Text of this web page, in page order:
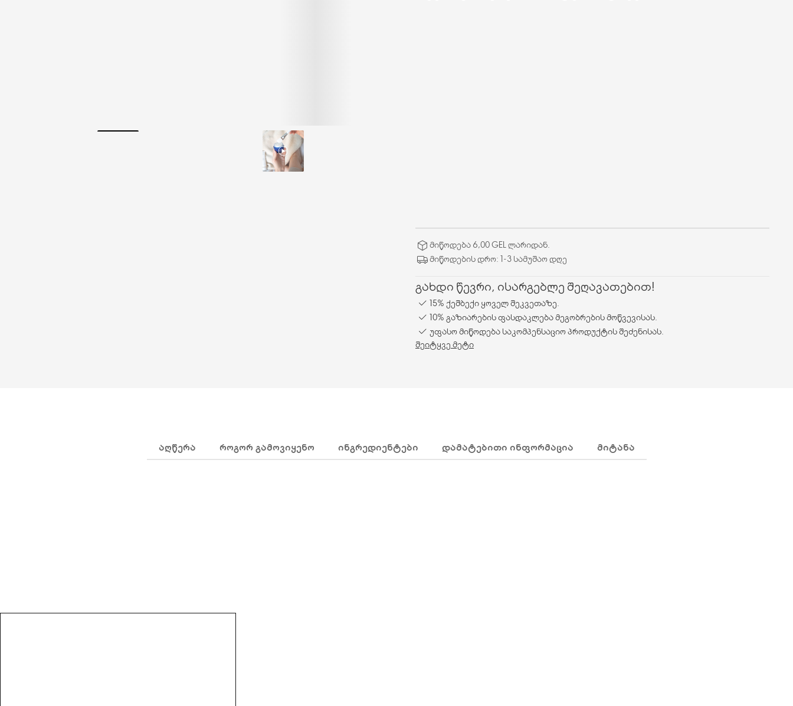
მიწოდება 6,00 GEL ლარიდან.
მიწოდების დრო: 1-3 სამუშაო დღე
გახდი წევრი, ისარგებლე შეღავათებით!
15% ქეშბექი ყოველ შეკვეთაზე.
10% გაზიარების ფასდაკლება მეგობრების მოწვევისას.
უფასო მიწოდება საკომპენსაციო პროდუქტის შეძენისას.
შეიტყვე მეტი
ᲐᲦᲬᲔᲠᲐ ᲠᲝᲒᲝᲠ ᲒᲐᲛᲝᲕᲘᲧᲔᲜᲝ ᲘᲜᲒᲠᲔᲓᲘᲔᲜᲢᲔᲑᲘ ᲓᲐᲛᲐᲢᲔᲑᲘᲗᲘ ᲘᲜᲤᲝᲠᲛᲐᲪᲘᲐ ᲛᲘᲢᲐᲜᲐ